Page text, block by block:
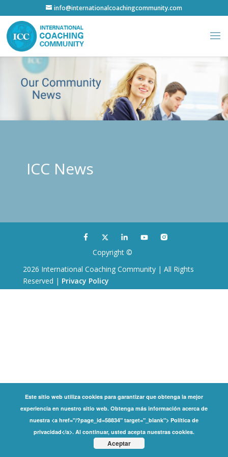
info@internationalcoachingcommunity.com
ICC News
Copyright ©
2026 International Coaching Community | All Rights
Reserved | Privacy Policy
Este sitio web utiliza cookies para garantizar que obtenga la mejor
experiencia en nuestro sitio web. Obtenga más información acerca de
nuestra <a href="/?page_id=58834" target="_blank"> Política de
privacidad</a>. Al continuar, usted acepta nuestras cookies.
Aceptar